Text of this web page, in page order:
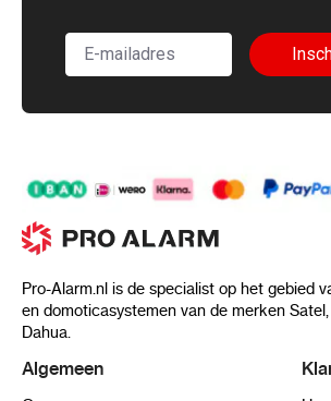
Pro-Alarm.nl is de specialist op het gebied
en domoticasystemen van de merken
Dahua.
Algemeen